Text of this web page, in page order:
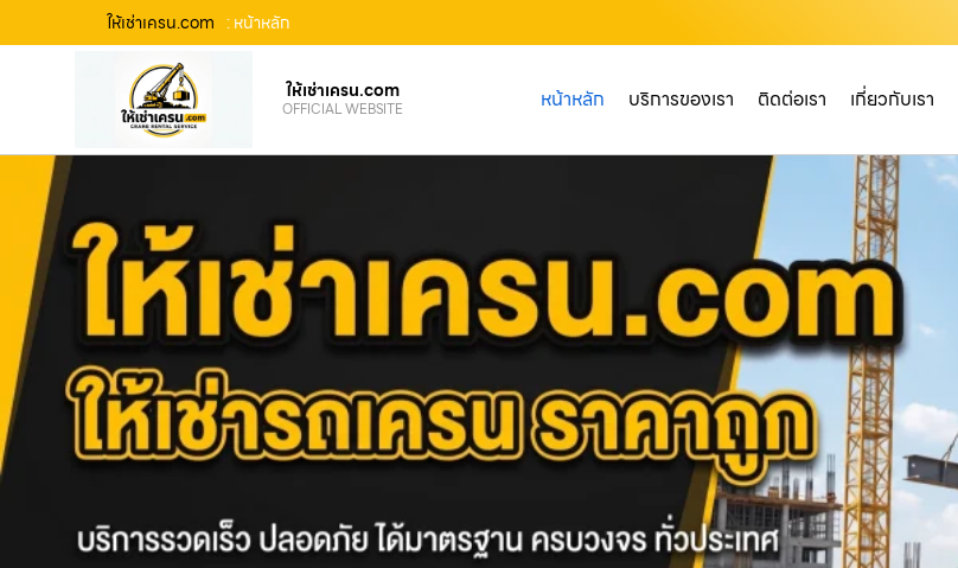
ให้เช่าเครน.com : หน้าหลัก
ให้เช่าเครน.com
OFFICIAL WEBSITE หน้าหลัก บริการของเรา ติดต่อเรา เกี่ยวกับเรา